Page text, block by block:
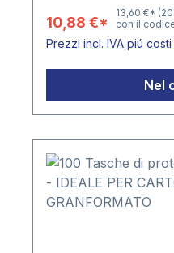
componenti nocivi
Materiale PP -
0,10 mm Formato :
mmConfezione: 100
10,88 €*
13,60 €*
con il
Prezzi incl. IVA piú
Nel